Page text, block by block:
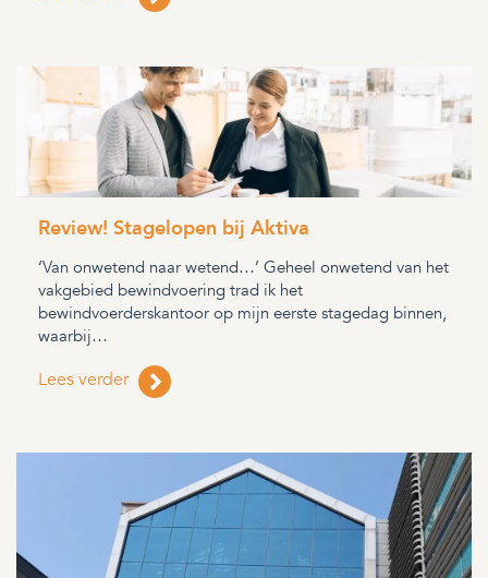
Review! Stagelopen bij Aktiva
‘Van onwetend naar wetend…’ Geheel onwetend van het
vakgebied bewindvoering trad ik het
bewindvoerderskantoor op mijn eerste stagedag binnen,
waarbij…
Lees verder